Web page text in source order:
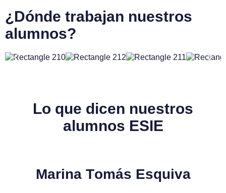
¿ Dónde trabajan nuestros
alumnos?
Lo que dicen nuestros
alumnos ESIE
Marina Tomás Esquiva